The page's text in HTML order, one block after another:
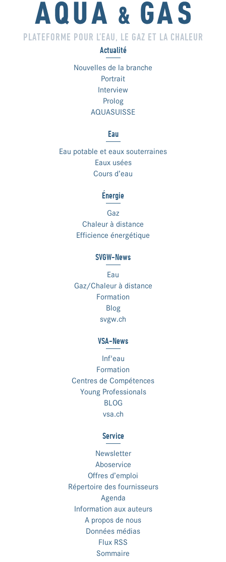
PLATEFORME POUR L’EAU, LE GAZ ET LA CHALEUR
Actualité
Nouvelles de la branche
Portrait
Interview
Prolog
AQUASUISSE
Eau
Eau potable et eaux souterraines
Eaux usées
Cours d’eau
Énergie
Gaz
Chaleur à distance
Efficience énergétique
SVGW-News
Eau
Gaz/Chaleur à distance
Formation
Blog
svgw.ch
VSA-News
Inf'eau
Formation
Centres de Compétences
Young Professionals
BLOG
vsa.ch
Service
Newsletter
Aboservice
Offres d’emploi
Répertoire des fournisseurs
Agenda
Information aux auteurs
A propos de nous
Données médias
Flux RSS
Sommaire